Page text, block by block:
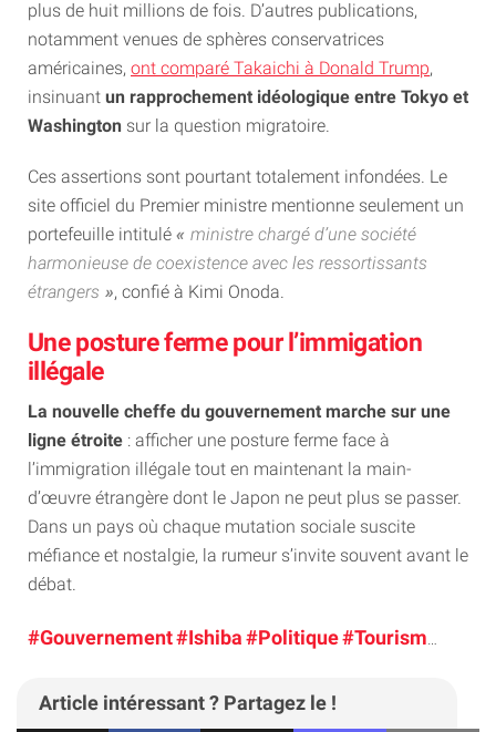
plus de huit millions de fois. D’autres publications,
notamment venues de sphères conservatrices
américaines, ont comparé Takaichi à Donald Trump,
insinuant un rapprochement idéologique entre Tokyo et
Washington sur la question migratoire.
Ces assertions sont pourtant totalement infondées. Le
site officiel du Premier ministre mentionne seulement un
portefeuille intitulé
ministre chargé d’une société
harmonieuse de coexistence avec les ressortissants
étrangers
, confié à Kimi Onoda.
Une posture ferme pour l’immigation
illégale
La nouvelle cheffe du gouvernement marche sur une
ligne étroite : afficher une posture ferme face à
l’immigration illégale tout en maintenant la main-
d’œuvre étrangère dont le Japon ne peut plus se passer.
Dans un pays où chaque mutation sociale suscite
méfiance et nostalgie, la rumeur s’invite souvent avant le
débat.
#Gouvernement#Ishiba#Politique#Tourisme
Article intéressant ? Partagez le !